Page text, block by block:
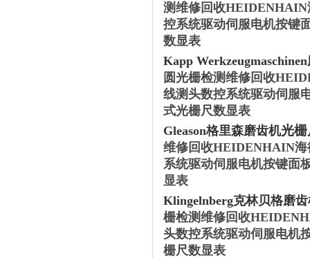
测维修回收HEIDENHAIN
控系统驱动伺服电机按键
数显表
‌Kapp
圆光栅检测维修回收
线测头数控系统驱动伺服
式光栅尺数显表
‌Gleason格里森磨齿机光栅
维修回收HEIDENHAIN海
系统驱动伺服电机按键面
显表
‌Klingelnberg克林贝格磨
栅检测维修回收
头数控系统驱动伺服电机
栅尺数显表